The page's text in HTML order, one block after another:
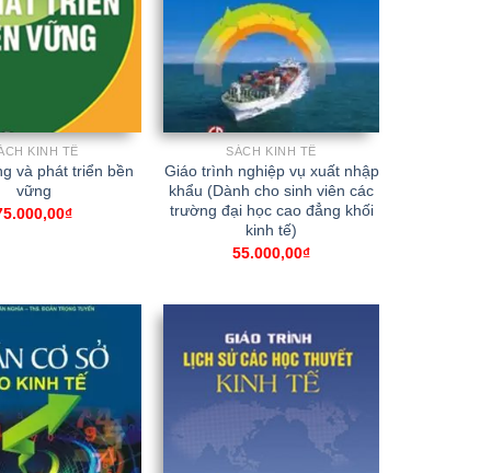
KINH TẾ
và phát triển bền
vững
₫
SÁCH KINH TẾ
Giáo trình nghiệp vụ xuất nhập
khẩu (Dành cho sinh viên các
trường đại học cao đẳng khối
kinh tế)
55.000,00₫